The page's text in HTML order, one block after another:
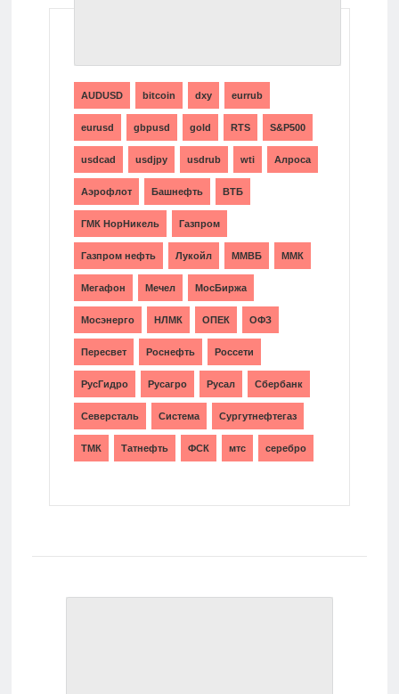
AUDUSD bitcoin dxy eurrub
eurusd gbpusd gold RTS S&P500
usdcad usdjpy usdrub wti Алроса
Аэрофлот Башнефть ВТБ
ГМК НорНикель Газпром
Газпром нефть Лукойл ММВБ ММК
Мегафон Мечел МосБиржа
Мосэнерго НЛМК ОПЕК ОФЗ
Пересвет Роснефть Россети
РусГидро Русагро Русал Сбербанк
Северсталь Система Сургутнефтегаз
ТМК Татнефть ФСК мтс серебро